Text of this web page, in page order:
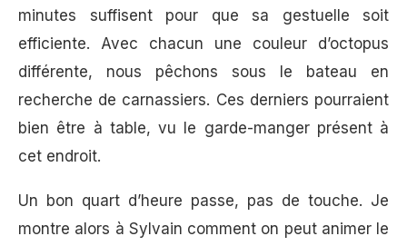
minutes suffisent pour que sa gestuelle soit
efficiente. Avec chacun une couleur d’octopus
différente, nous pêchons sous le bateau en
recherche de carnassiers. Ces derniers pourraient
bien être à table, vu le garde-manger présent à
cet endroit.
Un bon quart d’heure passe, pas de touche. Je
montre alors à Sylvain comment on peut animer le